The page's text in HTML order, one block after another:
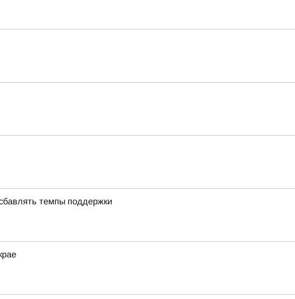
темпы поддержки